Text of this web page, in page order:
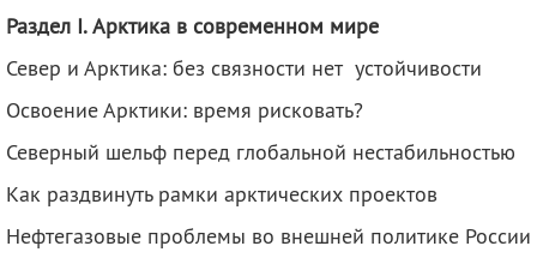
Раздел I. Арктика в современном мире
Север и Арктика: без связности нет устойчивости
Освоение Арктики: время рисковать?
Северный шельф перед глобальной нестабильностью
Как раздвинуть рамки арктических проектов
Нефтегазовые проблемы во внешней политике России